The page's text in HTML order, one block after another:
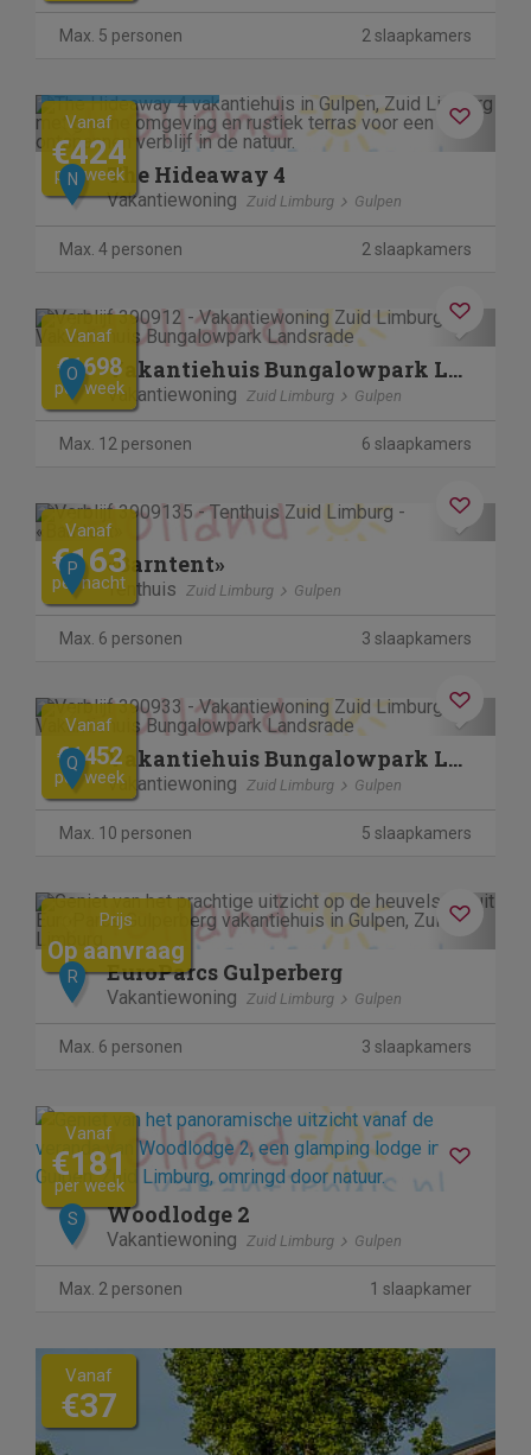
Max. 5 personen 2 slaapkamers
Previous Next
Vanaf
€424
per week
N The Hideaway 4
Vakantiewoning Zuid Limburg Gulpen
Max. 4 personen 2 slaapkamers
Previous Next
Vanaf
€1698
per week
O Vakantiehuis Bungalowpark Landsrade
Vakantiewoning Zuid Limburg Gulpen
Max. 12 personen 6 slaapkamers
Previous Next
Vanaf
€163
per nacht
P «Barntent»
Tenthuis Zuid Limburg Gulpen
Max. 6 personen 3 slaapkamers
Previous Next
Vanaf
€1452
per week
Q Vakantiehuis Bungalowpark Landsrade
Vakantiewoning Zuid Limburg Gulpen
Max. 10 personen 5 slaapkamers
Previous Next
Prijs
Op aanvraag
R EuroParcs Gulperberg
Vakantiewoning Zuid Limburg Gulpen
Max. 6 personen 3 slaapkamers
Vanaf
€181
per week
S Woodlodge 2
Vakantiewoning Zuid Limburg Gulpen
Max. 2 personen 1 slaapkamer
Vanaf
€37